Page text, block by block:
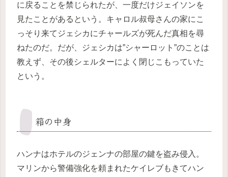
に戻ることを禁じられたが、一度だけジェイソンを
見たことがあるという。キャロル叔母さんの家にこ
っそり来てジェシカにチャールズが死んだ真相を尋
ねたのだ。だが、ジェシカは”シャーロット”のことは
教えず、その後シェルターによく閉じこもっていた
という。
箱の中身
ハンナはホテルのジェンナの部屋の鍵を盗み侵入。
マリンから警備強化を頼まれたケイレブもきてハン